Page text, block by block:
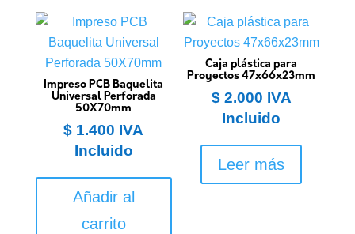
Impreso PCB Baquelita
Universal Perforada
50X70mm
$ 1.400 IVA
Incluido
Añadir al
carrito
Caja plástica para
Proyectos 47x66x23mm
$2.000 IVA
Incluido
Leer más